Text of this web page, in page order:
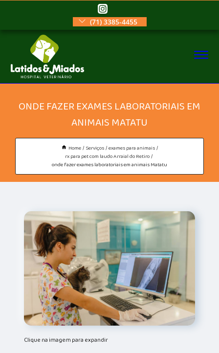
(71) 3385-4455
ONDE FAZER EXAMES LABORATORIAIS EM
ANIMAIS MATATU
Home Serviços exames para animais
rx para pet com laudo Arraial do Retiro
onde fazer exames laboratoriais em animais Matatu
Clique na imagem para expandir